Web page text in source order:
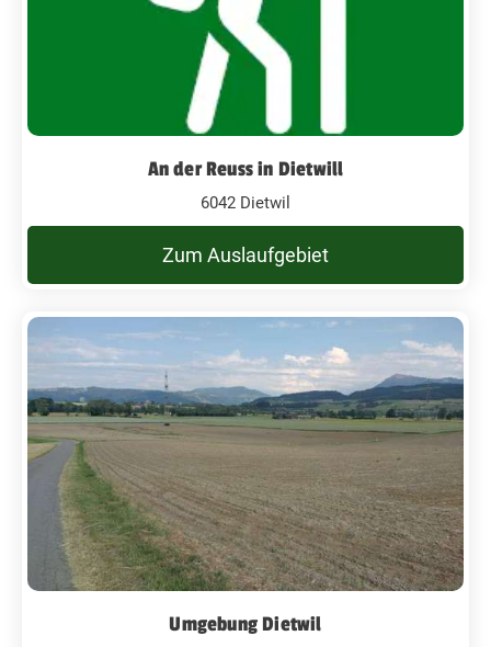
An der Reuss in Dietwill
6042 Dietwil
Zum Auslaufgebiet
Umgebung Dietwil